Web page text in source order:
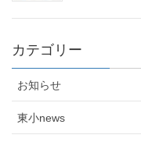
カテゴリー
お知らせ
東小news